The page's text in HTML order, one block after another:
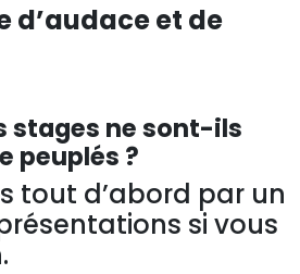
d’audace et de
stages ne sont-ils
peuplés ?
tout d’abord par un
si vous